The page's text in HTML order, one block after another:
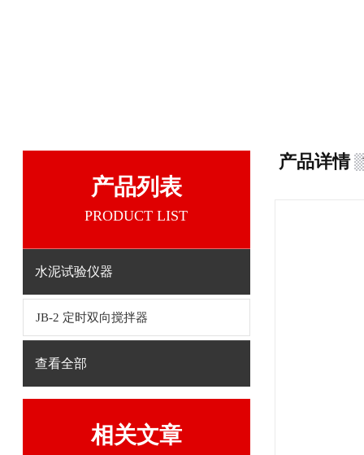
产品列表
PRODUCT LIST
水泥试验仪器
JB-2 定时双向搅拌器
查看全部
相关文章
产品详情